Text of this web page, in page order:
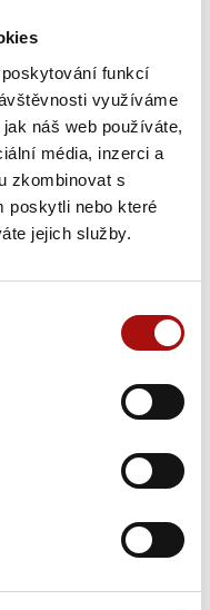
funkcí
využíváme
náš web používáte,
média, inzerci a
zkombinovat s
poskytli nebo které
jejich služby.
vín v Čechách
a zároveň…